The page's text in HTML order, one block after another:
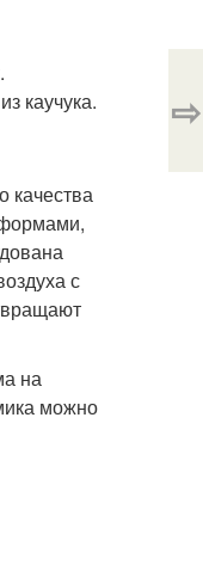
каучука.
качества
с
на
можно
⇨